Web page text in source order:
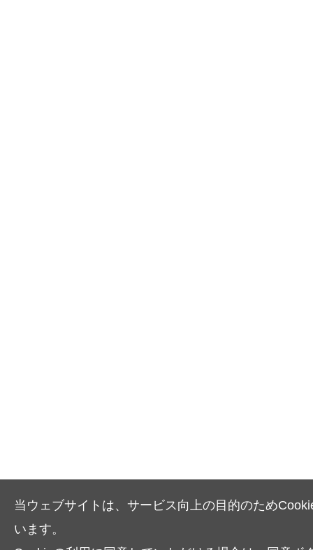
当ウェブサイトは、サービス向上の目的のため
います。